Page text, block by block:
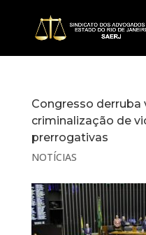
Congresso
criminalização de
prerrogativas
NOTÍCIAS